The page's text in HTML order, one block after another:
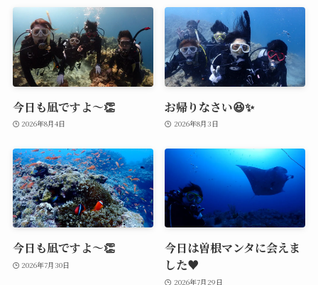
今日も凪ですよ～👏
2026年8月4日
お帰りなさい😆✨
2026年8月3日
今日も凪ですよ～👏
2026年7月30日
今日は曽根マンタに会えま
した♥️
2026年7月29日